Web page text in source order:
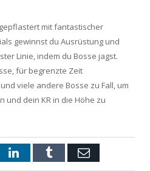
mit fantastischer
gewinnst du Ausrüstung und
Linie, indem du Bosse jagst.
für begrenzte Zeit
viele andere Bosse zu Fall, um
und dein KR in die Höhe zu
LinkedInTumblrEmail